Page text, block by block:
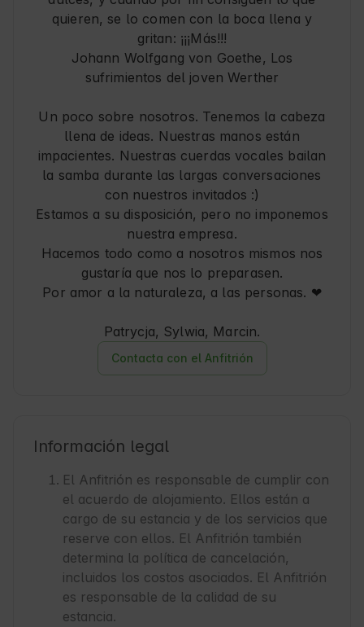
quieren, se lo comen con la boca llena y
gritan: ¡¡¡Más!!!
Johann Wolfgang von Goethe, Los
sufrimientos del joven Werther
Un poco sobre nosotros. Tenemos la cabeza
llena de ideas. Nuestras manos están
impacientes. Nuestras cuerdas vocales bailan
la samba durante las largas conversaciones
con nuestros invitados :)
Estamos a su disposición, pero no imponemos
nuestra empresa.
Hacemos todo como a nosotros mismos nos
gustaría que nos lo preparasen.
Por amor a la naturaleza, a las personas. ❤
Patrycja, Sylwia, Marcin.
Contacta con el Anfitrión
Información legal
El Anfitrión es responsable de cumplir con
el acuerdo de alojamiento. Ellos están a
cargo de su estancia y de los servicios que
reserve con ellos. El Anfitrión también
determina la política de cancelación,
incluidos los costos asociados. El Anfitrión
es responsable de la calidad de su
estancia.